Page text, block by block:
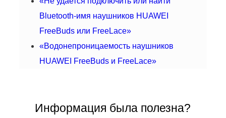
Bluetooth-имя наушников HUAWEI
FreeBuds или FreeLace»
«Водонепроницаемость наушников
HUAWEI FreeBuds и FreeLace»
Информация была полезна?